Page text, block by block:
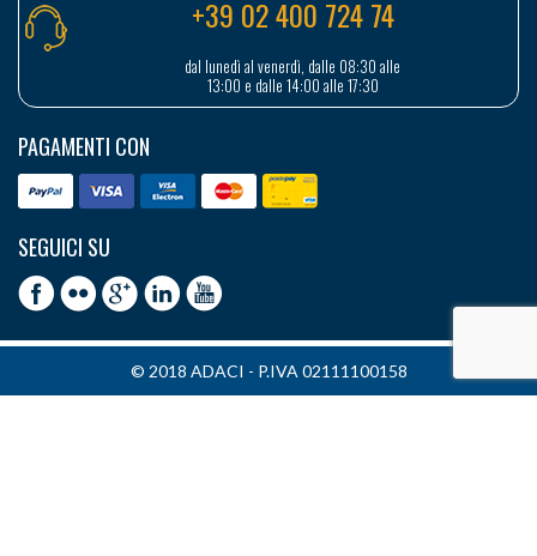
+39 02 400 724 74
dal lunedì al venerdì, dalle 08:30 alle
13:00 e dalle 14:00 alle 17:30
PAGAMENTI CON
SEGUICI SU
© 2018 ADACI - P.IVA 02111100158